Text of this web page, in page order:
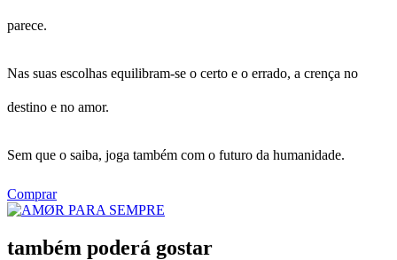
parece.
Nas suas escolhas equilibram-se o certo e o errado, a crença no
destino e no amor.
Sem que o saiba, joga também com o futuro da humanidade.
Comprar
também poderá gostar